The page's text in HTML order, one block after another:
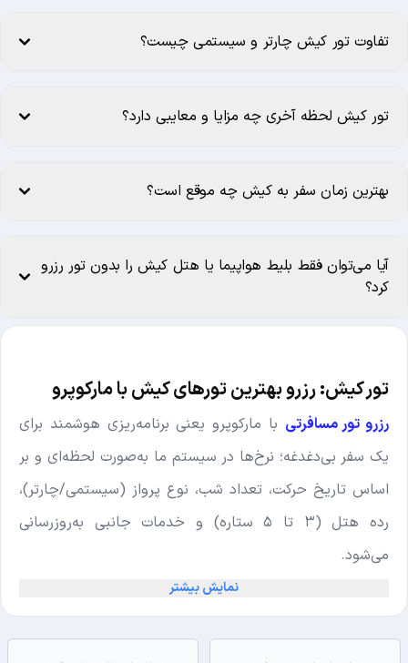
تفاوت تور کیش چارتر و سیستمی چیست؟
تور کیش لحظه آخری چه مزایا و معایبی دارد؟
بهترین زمان سفر به کیش چه موقع است؟
آیا می‌توان فقط بلیط هواپیما یا هتل کیش را بدون تور رزرو
کرد؟
تور کیش: رزرو بهترین تورهای کیش با مارکوپرو
رزرو تور مسافرتی با مارکوپرو یعنی برنامه‌ریزی هوشمند برای
یک سفر بی‌دغدغه؛ نرخ‌ها در سیستم ما به‌صورت لحظه‌ای و بر
اساس تاریخ حرکت، تعداد شب، نوع پرواز (سیستمی/چارتر)،
رده هتل (۳ تا ۵ ستاره) و خدمات جانبی به‌روزرسانی
می‌شود.
از مبداهای پرتردد مانند تهران، مشهد، اصفهان، تبریز، شیراز،
یزد و اهواز می‌توانیدپکیج سفر کیشرا انتخاب کنید. دامنه
نمایش بیشتر